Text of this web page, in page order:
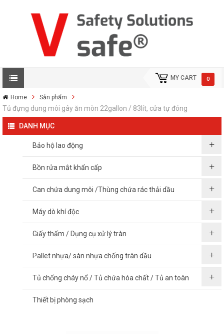
MY CART 0
Home Sản phẩm
Tủ đựng dung môi gây ăn mòn 22gallon / 83lít, cửa tự đóng
DANH MỤC
Bảo hộ lao động
Bồn rửa mắt khẩn cấp
Can chứa dung môi /Thùng chứa rác thải dầu
Máy dò khí độc
Giấy thấm / Dụng cụ xử lý tràn
Pallet nhựa/ sàn nhựa chống tràn dầu
Tủ chống cháy nổ / Tủ chứa hóa chất / Tủ an toàn
Thiết bị phòng sạch